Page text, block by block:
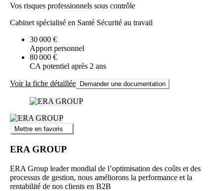
Vos risques professionnels sous contrôle
Cabinet spécialisé en Santé Sécurité au travail
30 000 €
Apport personnel
80 000 €
CA potentiel après 2 ans
Voir la fiche détaillée Demander une documentation
Mettre en favoris
ERA GROUP
ERA Group leader mondial de l’optimisation des coûts et des
processus de gestion, nous améliorons la performance et la
rentabilité de nos clients en B2B